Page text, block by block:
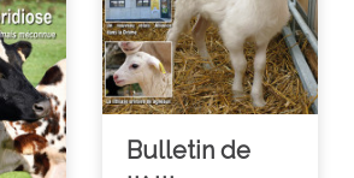
Bulletin de